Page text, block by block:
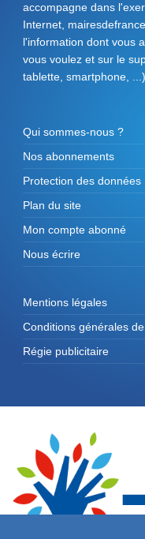
accompagne dans
Internet,
l'information dont vous
vous voulez et sur le
tablette, smartphone, ...).
Qui sommes-nous ?
Nos abonnements
Protection des données
Plan du site
Mon compte abonné
Nous écrire
Mentions légales
Conditions générales
Régie publicitaire